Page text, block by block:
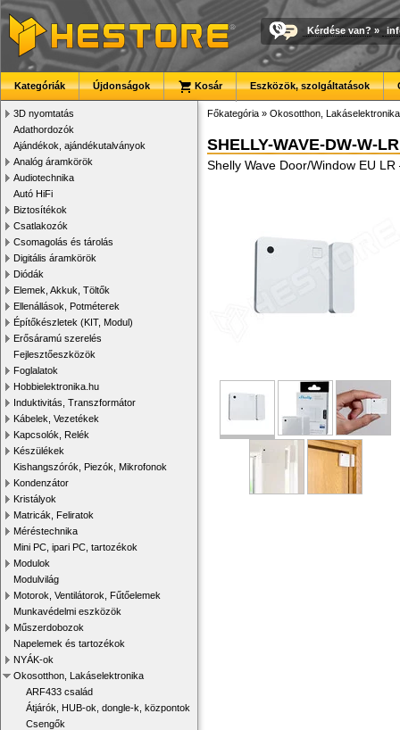
Kérdése van? »
Kategóriák Újdonságok Kosár Eszközök, szolgáltatások
3D nyomtatás
Adathordozók
Ajándékok, ajándékutalványok
Analóg áramkörök
Audiotechnika
Autó HiFi
Biztosítékok
Csatlakozók
Csomagolás és tárolás
Digitális áramkörök
Diódák
Elemek, Akkuk, Töltők
Ellenállások, Potméterek
Építőkészletek (KIT, Modul)
Erősáramú szerelés
Fejlesztőeszközök
Foglalatok
Hobbielektronika.hu
Induktivitás, Transzformátor
Kábelek, Vezetékek
Kapcsolók, Relék
Készülékek
Kishangszórók, Piezók, Mikrofonok
Kondenzátor
Kristályok
Matricák, Feliratok
Méréstechnika
Mini PC, ipari PC, tartozékok
Modulok
Modulvilág
Motorok, Ventilátorok, Fűtőelemek
Munkavédelmi eszközök
Műszerdobozok
Napelemek és tartozékok
NYÁK-ok
Okosotthon, Lakáselektronika
ARF433 család
Átjárók, HUB-ok, dongle-k, központok
Csengők
Főkategória » Okosotthon, Lakáselektronika
SHELLY-WAVE-DW-W-LR
Shelly Wave Door/Window EU